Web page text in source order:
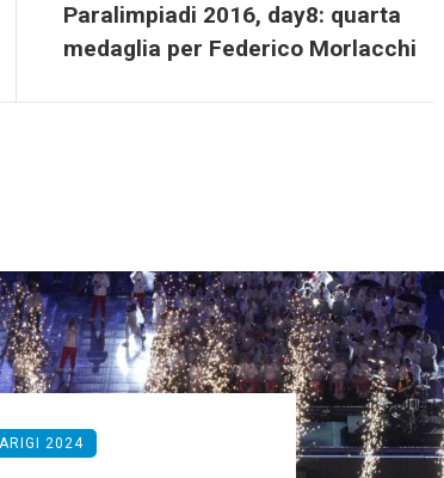
Paralimpiadi 2016, day8: quarta
medaglia per Federico Morlacchi
2024